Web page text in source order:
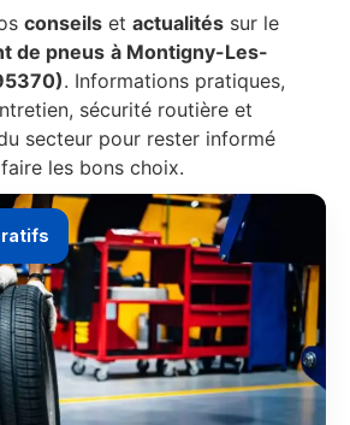
conseils etactualités sur le
de pneus à Montigny-Les-
. Informations pratiques,
sécurité routière et
secteur pour rester informé
les bons choix.